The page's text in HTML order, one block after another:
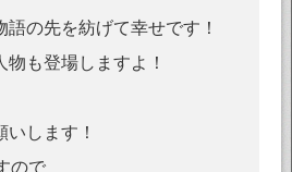
の先を紡げて幸せです！
も登場しますよ！
します！
ので